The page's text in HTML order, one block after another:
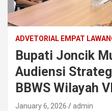
ADVETORIAL EMPAT
Bupati Joncik
Audiensi
BBWS Wilayah
January 6, 2026 admin